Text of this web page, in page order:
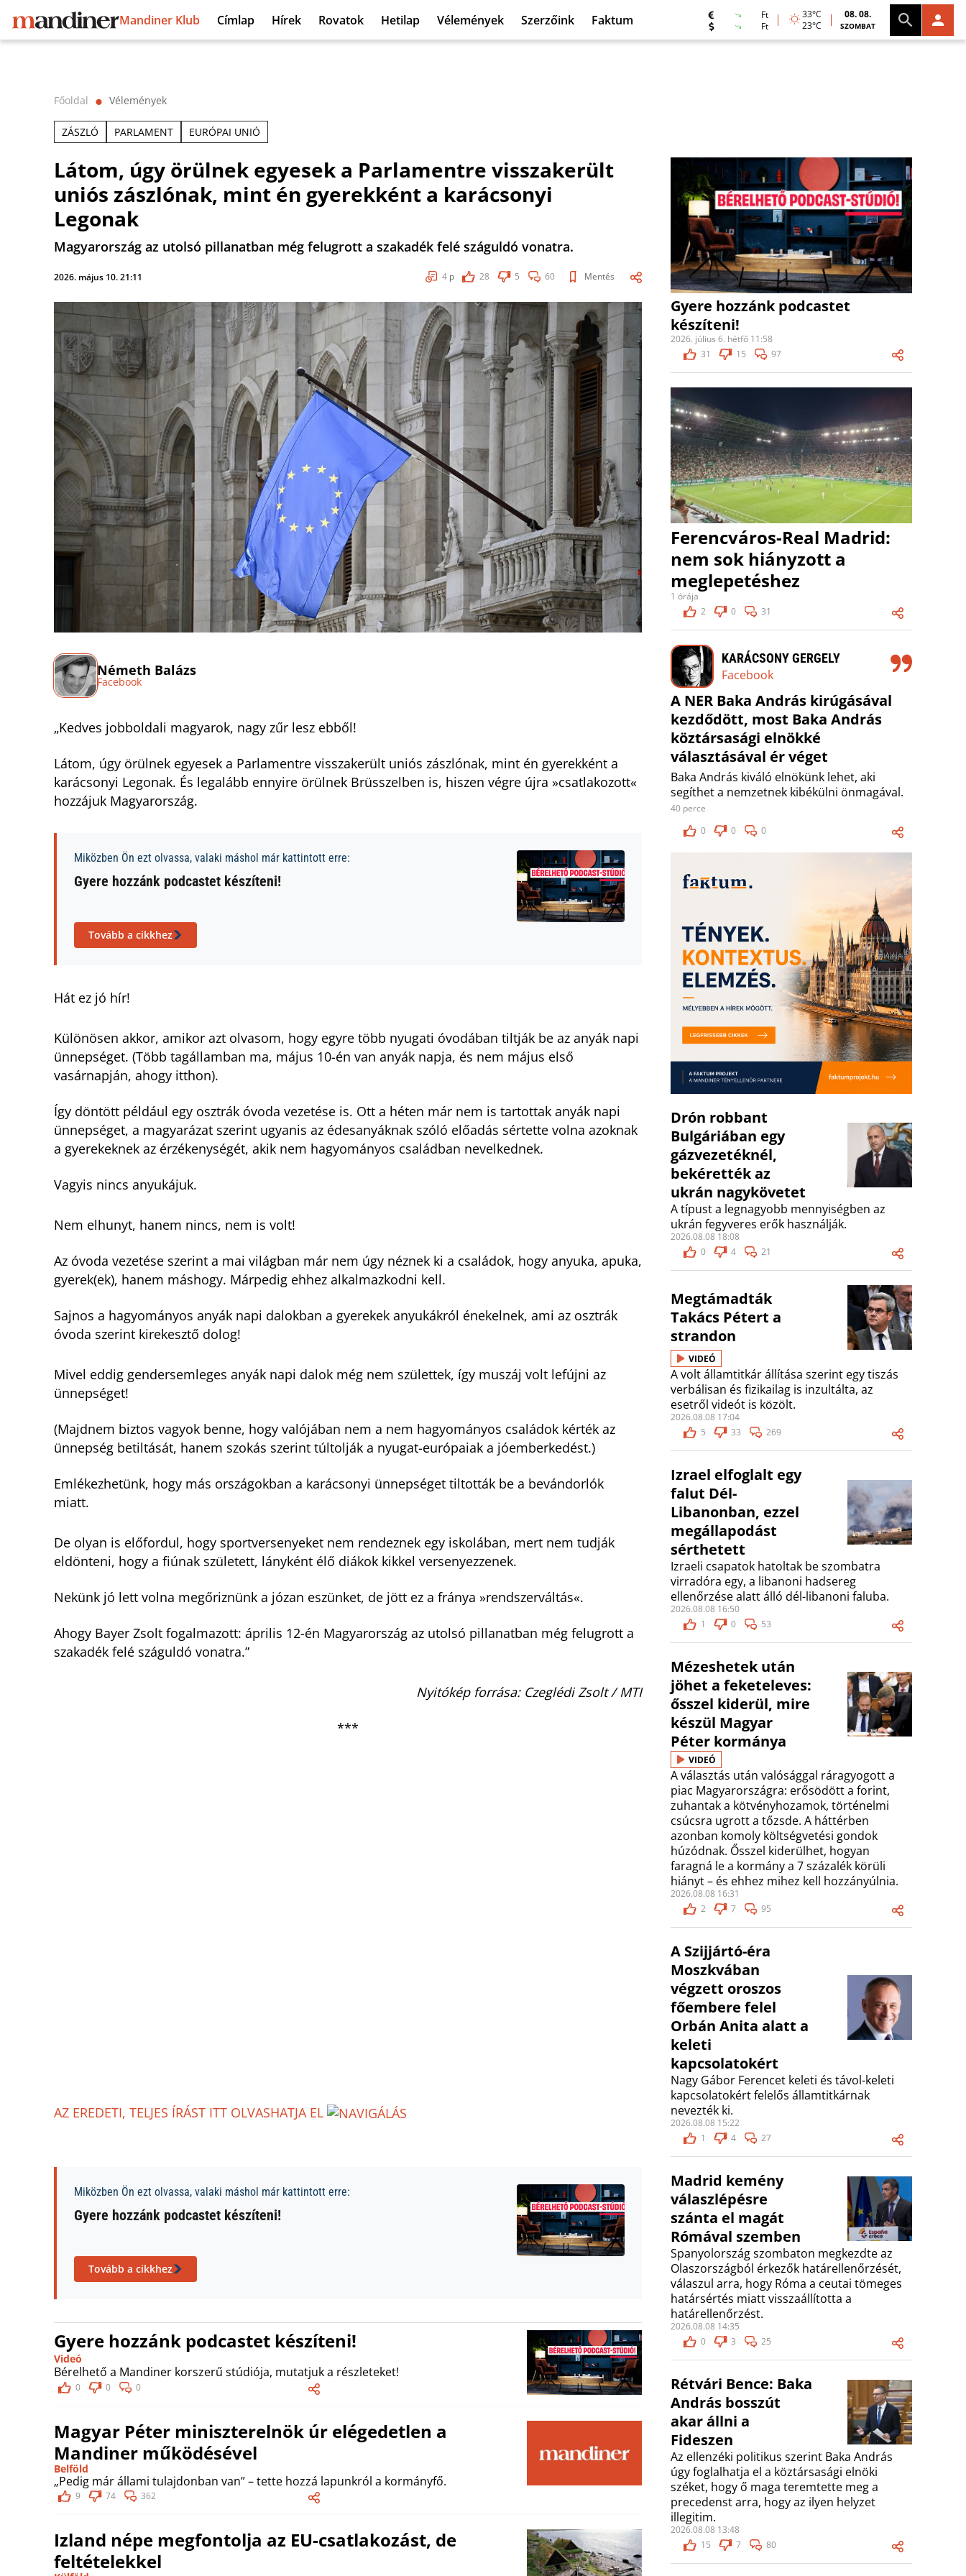
Mandiner Klub Címlap Hírek Rovatok Hetilap Vélemények Szerzőink Faktum
Ft
Ft
33°C
23°C
08. 08.
SZOMBAT
Főoldal ⬤ Vélemények
ZÁSZLÓ PARLAMENT EURÓPAI UNIÓ
Látom, úgy örülnek egyesek a Parlamentre visszakerült
uniós zászlónak, mint én gyerekként a karácsonyi
Legonak
Magyarország az utolsó pillanatban még felugrott a szakadék felé száguldó vonatra.
2026. május 10. 21:11 4 p 28 5 60 Mentés
Németh Balázs
Facebook
„Kedves jobboldali magyarok, nagy zűr lesz ebből!
Látom, úgy örülnek egyesek a Parlamentre visszakerült uniós zászlónak, mint én gyerekként a
karácsonyi Legonak. És legalább ennyire örülnek Brüsszelben is, hiszen végre újra »csatlakozott«
hozzájuk Magyarország.
Miközben Ön ezt olvassa, valaki máshol már kattintott erre:
Gyere hozzánk podcastet készíteni!
Tovább a cikkhez
Hát ez jó hír!
Különösen akkor, amikor azt olvasom, hogy egyre több nyugati óvodában tiltják be az anyák napi
ünnepséget. (Több tagállamban ma, május 10-én van anyák napja, és nem május első
vasárnapján, ahogy itthon).
Így döntött például egy osztrák óvoda vezetése is. Ott a héten már nem is tartottak anyák napi
ünnepséget, a magyarázat szerint ugyanis az édesanyáknak szóló előadás sértette volna azoknak
a gyerekeknek az érzékenységét, akik nem hagyományos családban nevelkednek.
Vagyis nincs anyukájuk.
Nem elhunyt, hanem nincs, nem is volt!
Az óvoda vezetése szerint a mai világban már nem úgy néznek ki a családok, hogy anyuka, apuka,
gyerek(ek), hanem máshogy. Márpedig ehhez alkalmazkodni kell.
Sajnos a hagyományos anyák napi dalokban a gyerekek anyukákról énekelnek, ami az osztrák
óvoda szerint kirekesztő dolog!
Mivel eddig gendersemleges anyák napi dalok még nem születtek, így muszáj volt lefújni az
ünnepséget!
(Majdnem biztos vagyok benne, hogy valójában nem a nem hagyományos családok kérték az
ünnepség betiltását, hanem szokás szerint túltolják a nyugat-európaiak a jóemberkedést.)
Emlékezhetünk, hogy más országokban a karácsonyi ünnepséget tiltották be a bevándorlók
miatt.
De olyan is előfordul, hogy sportversenyeket nem rendeznek egy iskolában, mert nem tudják
eldönteni, hogy a fiúnak született, lányként élő diákok kikkel versenyezzenek.
Nekünk jó lett volna megőriznünk a józan eszünket, de jött ez a fránya »rendszerváltás«.
Ahogy Bayer Zsolt fogalmazott: április 12-én Magyarország az utolsó pillanatban még felugrott a
szakadék felé száguldó vonatra.”
Nyitókép forrása: Czeglédi Zsolt / MTI
***
AZ EREDETI, TELJES ÍRÁST ITT OLVASHATJA EL
Miközben Ön ezt olvassa, valaki máshol már kattintott erre:
Gyere hozzánk podcastet készíteni!
Tovább a cikkhez
Gyere hozzánk podcastet készíteni!
Videó
Bérelhető a Mandiner korszerű stúdiója, mutatjuk a részleteket!
0 0 0
Magyar Péter miniszterelnök úr elégedetlen a
Mandiner működésével
Belföld
„Pedig már állami tulajdonban van” – tette hozzá lapunkról a kormányfő.
9 74 362
Izland népe megfontolja az EU-csatlakozást, de
feltételekkel
Gyere hozzánk podcastet
készíteni!
2026. július 6. hétfő 11:58
31
15 97
Ferencváros-Real Madrid:
nem sok hiányzott a
meglepetéshez
1 órája
2
0 31
KARÁCSONY GERGELY
Facebook
A NER Baka András kirúgásával
kezdődött, most Baka András
köztársasági elnökké
választásával ér véget
Baka András kiváló elnökünk lehet, aki
segíthet a nemzetnek kibékülni önmagával.
40 perce
0
0 0
Drón robbant
Bulgáriában egy
gázvezetéknél,
bekérették az
ukrán nagykövetet
A típust a legnagyobb mennyiségben az
ukrán fegyveres erők használják.
2026.08.08 18:08
0
4 21
Megtámadták
Takács Pétert a
strandon
VIDEÓ
A volt államtitkár állítása szerint egy tiszás
verbálisan és fizikailag is inzultálta, az
esetről videót is közölt.
2026.08.08 17:04
5
33 269
Izrael elfoglalt egy
falut Dél-
Libanonban, ezzel
megállapodást
sérthetett
Izraeli csapatok hatoltak be szombatra
virradóra egy, a libanoni hadsereg
ellenőrzése alatt álló dél-libanoni faluba.
2026.08.08 16:50
1
0 53
Mézeshetek után
jöhet a feketeleves:
ősszel kiderül, mire
készül Magyar
Péter kormánya
VIDEÓ
A választás után valósággal ráragyogott a
piac Magyarországra: erősödött a forint,
zuhantak a kötvényhozamok, történelmi
csúcsra ugrott a tőzsde. A háttérben
azonban komoly költségvetési gondok
húzódnak. Ősszel kiderülhet, hogyan
faragná le a kormány a 7 százalék körüli
hiányt – és ehhez mihez kell hozzányúlnia.
2026.08.08 16:31
2
7 95
A Szijjártó-éra
Moszkvában
végzett oroszos
főembere felel
Orbán Anita alatt a
keleti
kapcsolatokért
Nagy Gábor Ferencet keleti és távol-keleti
kapcsolatokért felelős államtitkárnak
nevezték ki.
2026.08.08 15:22
1
4 27
Madrid kemény
válaszlépésre
szánta el magát
Rómával szemben
Spanyolország szombaton megkezdte az
Olaszországból érkezők határellenőrzését,
válaszul arra, hogy Róma a ceutai tömeges
határsértés miatt visszaállította a
határellenőrzést.
2026.08.08 14:35
0
3 25
Rétvári Bence: Baka
András bosszút
akar állni a
Fideszen
Az ellenzéki politikus szerint Baka András
úgy foglalhatja el a köztársasági elnöki
széket, hogy ő maga teremtette meg a
precedenst arra, hogy az ilyen helyzet
illegitim.
2026.08.08 13:48
15
7 80